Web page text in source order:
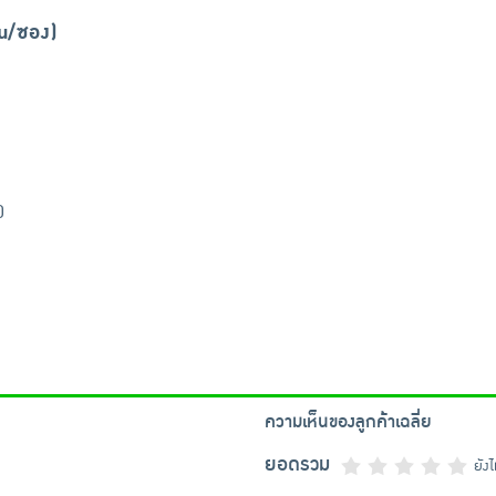
/ซอง)
ความเห็นของลูกค้าเฉลี่ย
ยอดรวม ยัง